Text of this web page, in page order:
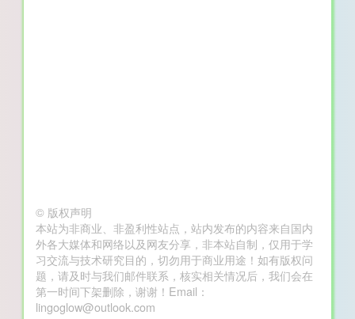
© 版权声明
本站为非商业、非盈利性站点，站内发布的内容来自国内
外各大媒体和网络以及网友分享，非本站自制，仅用于学
习交流与技术研究目的，切勿用于商业用途！如有版权问
题，请及时与我们邮件联系，核实相关情况后，我们会在
第一时间下架删除，谢谢！Email：
lingoglow@outlook.com